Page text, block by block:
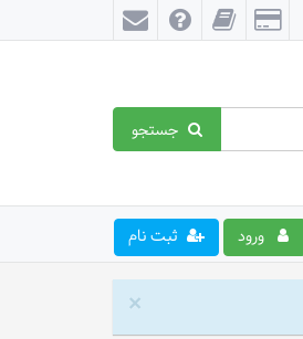
جستجو
ورود ثبت نام
×